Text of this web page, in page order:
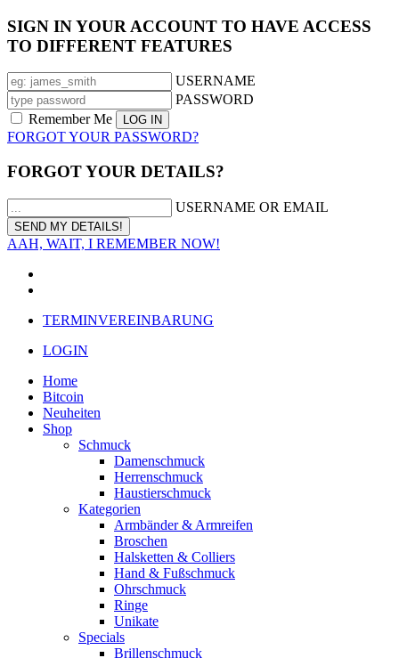
SIGN IN YOUR ACCOUNT TO HAVE ACCESS
TO DIFFERENT FEATURES
USERNAME
PASSWORD
Remember Me
FORGOT YOUR PASSWORD?
FORGOT YOUR DETAILS?
USERNAME OR EMAIL
AAH, WAIT, I REMEMBER NOW!
TERMINVEREINBARUNG
LOGIN
Home
Bitcoin
Neuheiten
Shop
Schmuck
Damenschmuck
Herrenschmuck
Haustierschmuck
Kategorien
Armbänder & Armreifen
Broschen
Halsketten & Colliers
Hand & Fußschmuck
Ohrschmuck
Ringe
Unikate
Specials
Brillenschmuck